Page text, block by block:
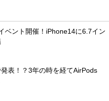
ベント開催！iPhone14に6.7イン
表！？3年の時を経てAirPods